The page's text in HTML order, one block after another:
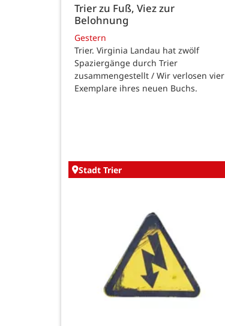
Trier zu Fuß, Viez zur
Belohnung
Gestern
Trier. Virginia Landau hat zwölf
Spaziergänge durch Trier
zusammengestellt / Wir verlosen vier
Exemplare ihres neuen Buchs.
Stadt Trier